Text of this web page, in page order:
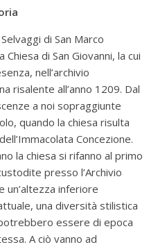
di San Marco
di San Giovanni, la cui
nell’archivio
risalente all’anno 1209. Dal
a noi sopraggiunte
quando la chiesa risulta
Concezione.
la chiesa si rifanno al primo
presso l’Archivio
un’altezza inferiore
una diversità stilistica
essere di epoca
A ciò vanno ad